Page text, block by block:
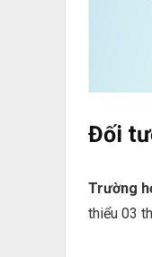
Đối
Trường
thiểu 03